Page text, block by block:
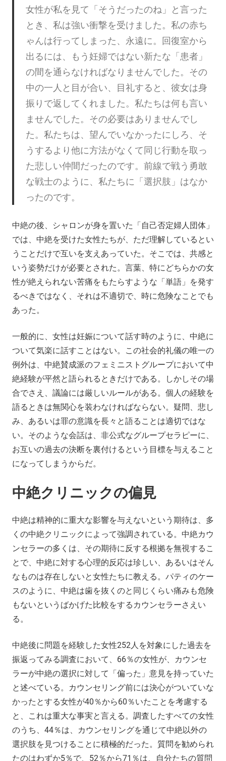
女性が私を見て「そうだったのね」と言った
とき、私は強い衝撃を受けました。私の赤ち
ゃんは行ってしまった、永遠に。回復室から
出るには、もう妊婦ではない新たな「患者」
の間を通らなければなりませんでした。その
中の一人と目が合い、目礼すると、彼女は身
振りで返してくれました。私たちは何も言い
ませんでした。その必要はありませんでし
た。私たちは、望んでいなかったにしろ、そ
うするより他に方法がなくて同じ行動を取っ
た悲しい仲間だったのです。前線で戦う勇敢
な戦士のように、私たちに「選択肢」はなか
ったのです。
中絶の後、シャロンが身を置いた「自己否定婦人団体」
では、中絶を受けた女性たちが、ただ理解しているとい
うことだけで互いを支えあっていた。そこでは、共感と
いう姿勢だけが必要とされた。言葉、特にどちらかの女
性が絶えられない苦痛をもたらすような「単語」を発す
るべきではなく、それは不適切で、時に危険なことでも
あった。
一般的に、女性は妊娠について話す時のように、中絶に
ついて気楽に話すことはない。この社会的礼儀の唯一の
例外は、中絶賛成派のフェミニストグループにおいて中
絶経験が平然と語られるときだけである。しかしその場
合でさえ、議論には厳しいルールがある。個人の経験を
語るときは無関心を装わなければならない。疑問、悲し
み、あるいは罪の意識を長々と語ることは適切ではな
い。そのような会話は、非公式なグループセラピーに、
お互いの過去の決断を裏付けるという目標を与えること
になってしまうからだ。
中絶クリニックの偏見
中絶は精神的に重大な影響を与えないという期待は、多
くの中絶クリニックによって強調されている。中絶カウ
ンセラーの多くは、その期待に反する根拠を無視するこ
とで、中絶に対する心理的反応は珍しい、あるいはそん
なものは存在しないと女性たちに教える。パティのケー
スのように、中絶は歯を抜くのと同じくらい痛みも危険
もないというばかげた比較をするカウンセラーさえい
る。
中絶後に問題を経験した女性252人を対象にした過去を
振返ってみる調査において、66％の女性が、カウンセ
ラーが中絶の選択に対して「偏った」意見を持っていた
と述べている。カウンセリング前には決心がついていな
かったとする女性が40％から60％いたことを考慮する
と、これは重大な事実と言える。調査したすべての女性
のうち、44％は、カウンセリングを通じて中絶以外の
選択肢を見つけることに積極的だった。質問を勧められ
たのはわずか5％で、52％から71％は、自分たちの質問